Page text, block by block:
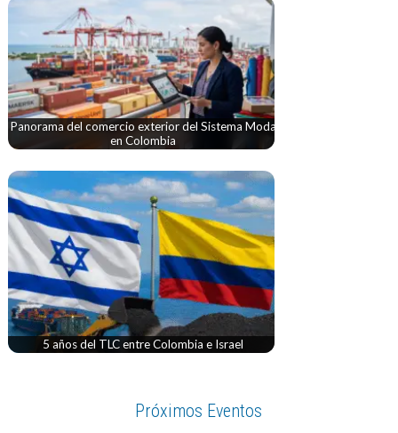
Panorama del comercio exterior del Sistema Moda
en Colombia
5 años del TLC entre Colombia e Israel
Próximos Eventos